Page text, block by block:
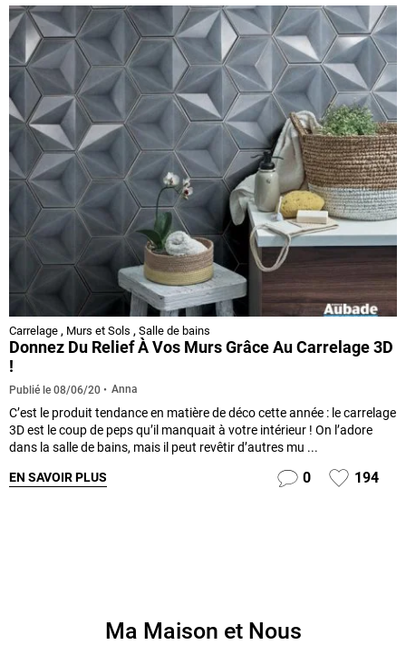
Carrelage , Murs et Sols , Salle de bains
Donnez Du Relief À Vos Murs Grâce Au Carrelage 3D
!
Publié le 08/06/20 Anna
C’est le produit tendance en matière de déco cette année : le carrelage
3D est le coup de peps qu’il manquait à votre intérieur ! On l’adore
dans la salle de bains, mais il peut revêtir d’autres mu ...
EN SAVOIR PLUS 0 194
Ma Maison et Nous